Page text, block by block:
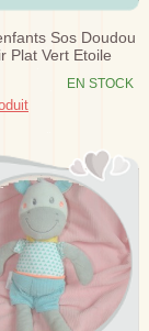
Sos Doudou
Plat Vert Etoile
EN STOCK